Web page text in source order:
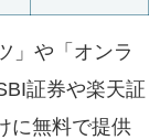
」や「オンラ
証券や楽天証
に無料で提供